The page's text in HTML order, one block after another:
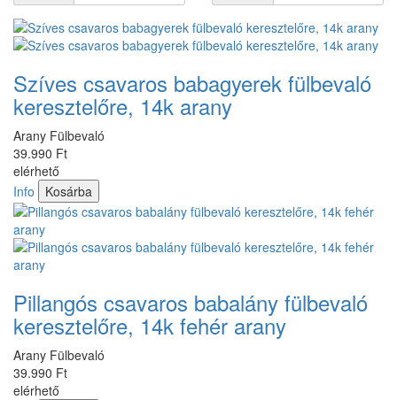
Szíves csavaros babagyerek fülbevaló
keresztelőre, 14k arany
Arany Fülbevaló
39.990 Ft
elérhető
Info
Kosárba
Pillangós csavaros babalány fülbevaló
keresztelőre, 14k fehér arany
Arany Fülbevaló
39.990 Ft
elérhető